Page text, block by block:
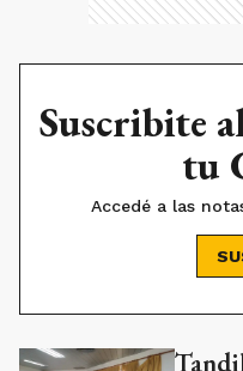
Suscribite
tu
Accedé a las